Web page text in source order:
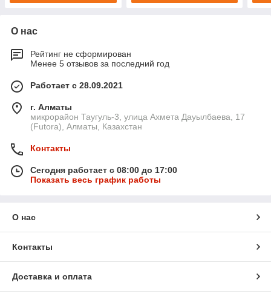
О нас
Рейтинг не сформирован
Менее 5 отзывов за последний год
Работает с 28.09.2021
г. Алматы
микрорайон Таугуль-3, улица Ахмета Дауылбаева, 17
(Futora), Алматы, Казахстан
Контакты
Сегодня работает с 08:00 до 17:00
Показать весь график работы
О нас
Контакты
Доставка и оплата